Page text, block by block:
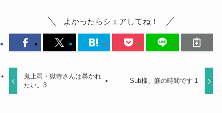
よかったらシェアしてね！
鬼上司・獄寺さんは暴かれ
たい。3
Sub様、躾の時間です 1